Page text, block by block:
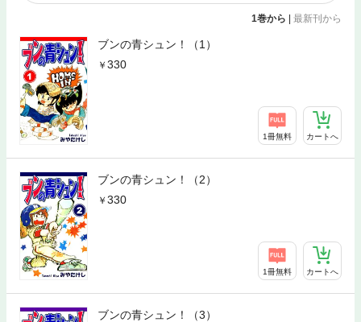
1巻から 最新刊から
ブンの青シュン！（1）
330
1冊無料 カートへ
ブンの青シュン！（2）
330
1冊無料 カートへ
ブンの青シュン！（3）